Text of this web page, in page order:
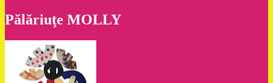
Pălăriuţe MOLLY